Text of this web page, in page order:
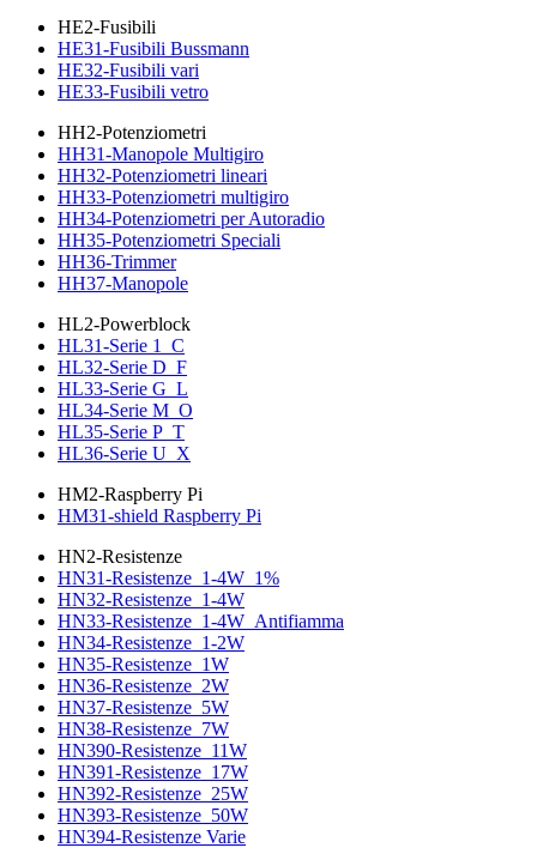
HE2-Fusibili
HE31-Fusibili Bussmann
HE32-Fusibili vari
HE33-Fusibili vetro
HH2-Potenziometri
HH31-Manopole Multigiro
HH32-Potenziometri lineari
HH33-Potenziometri multigiro
HH34-Potenziometri per Autoradio
HH35-Potenziometri Speciali
HH36-Trimmer
HH37-Manopole
HL2-Powerblock
HL31-Serie 1_C
HL32-Serie D_F
HL33-Serie G_L
HL34-Serie M_O
HL35-Serie P_T
HL36-Serie U_X
HM2-Raspberry Pi
HM31-shield Raspberry Pi
HN2-Resistenze
HN31-Resistenze_1-4W_1%
HN32-Resistenze_1-4W
HN33-Resistenze_1-4W_Antifiamma
HN34-Resistenze_1-2W
HN35-Resistenze_1W
HN36-Resistenze_2W
HN37-Resistenze_5W
HN38-Resistenze_7W
HN390-Resistenze_11W
HN391-Resistenze_17W
HN392-Resistenze_25W
HN393-Resistenze_50W
HN394-Resistenze Varie